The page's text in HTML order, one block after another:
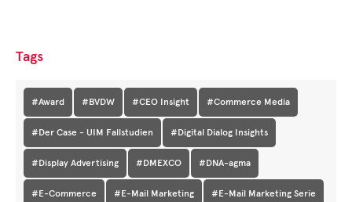
Tags
#Award #BVDW #CEO Insight #Commerce Media
#Der Case - UIM Fallstudien #Digital Dialog Insights
#Display Advertising #DMEXCO #DNA-agma
#E-Commerce #E-Mail Marketing #E-Mail Marketing Serie